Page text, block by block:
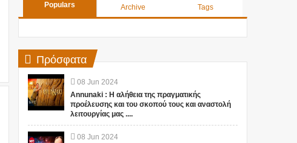
Populars Archive Tags
Πρόσφατα
08 Jun 2024
Annunaki : Η αλήθεια της πραγματικής
προέλευσης και του σκοπού τους και αναστολή
λειτουργίας μας ....
08 Jun 2024